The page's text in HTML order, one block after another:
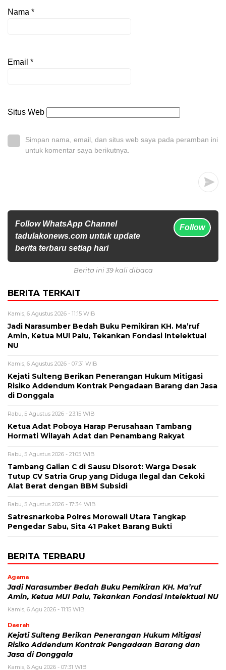
Nama *
Email *
Situs Web
Simpan nama, email, dan situs web saya pada peramban ini
untuk komentar saya berikutnya.
Follow WhatsApp Channel
tadulakonews.com untuk update
berita terbaru setiap hari
Follow
Berita ini 39 kali dibaca
BERITA TERKAIT
Kamis, 6 Agustus 2026 - 11:15 WIB
Jadi Narasumber Bedah Buku Pemikiran KH. Ma’ruf
Amin, Ketua MUI Palu, Tekankan Fondasi Intelektual
NU
Kamis, 6 Agustus 2026 - 07:31 WIB
Kejati Sulteng Berikan Penerangan Hukum Mitigasi
Risiko Addendum Kontrak Pengadaan Barang dan Jasa
di Donggala
Rabu, 5 Agustus 2026 - 23:15 WIB
Ketua Adat Poboya Harap Perusahaan Tambang
Hormati Wilayah Adat dan Penambang Rakyat
Rabu, 5 Agustus 2026 - 21:05 WIB
Tambang Galian C di Sausu Disorot: Warga Desak
Tutup CV Satria Grup yang Diduga Ilegal dan Cekoki
Alat Berat dengan BBM Subsidi
Rabu, 5 Agustus 2026 - 17:34 WIB
Satresnarkoba Polres Morowali Utara Tangkap
Pengedar Sabu, Sita 41 Paket Barang Bukti
BERITA TERBARU
Agama
Jadi Narasumber Bedah Buku Pemikiran KH. Ma’ruf
Amin, Ketua MUI Palu, Tekankan Fondasi Intelektual NU
Kamis, 6 Agu 2026 - 11:15 WIB
Daerah
Kejati Sulteng Berikan Penerangan Hukum Mitigasi
Risiko Addendum Kontrak Pengadaan Barang dan
Jasa di Donggala
Kamis, 6 Agu 2026 - 07:31 WIB